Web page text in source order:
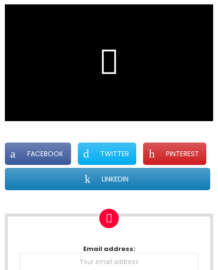
FACEBOOK TWITTER PINTEREST
LINKEDIN
NEWSLETTER Email address: